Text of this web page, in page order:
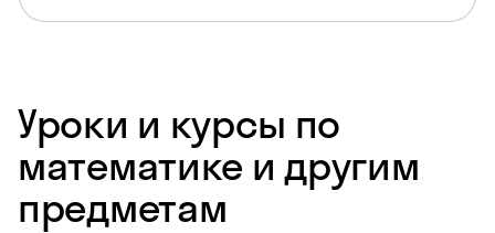
Уроки и курсы по
математике и другим
предметам